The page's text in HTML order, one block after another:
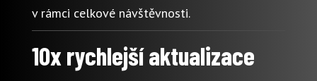
v rámci celkové návštěvnosti.
10x rychlejší aktualizace